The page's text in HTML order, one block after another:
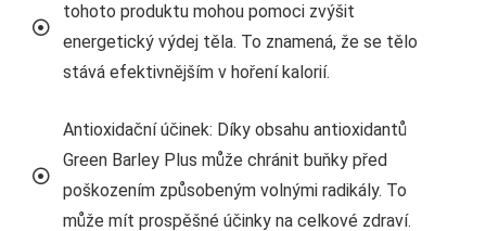
tohoto produktu mohou pomoci zvýšit
energetický výdej těla. To znamená, že se tělo
stává efektivnějším v hoření kalorií.
Antioxidační účinek: Díky obsahu antioxidantů
Green Barley Plus může chránit buňky před
poškozením způsobeným volnými radikály. To
může mít prospěšné účinky na celkové zdraví.